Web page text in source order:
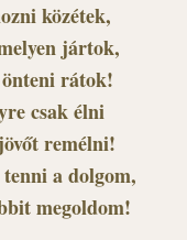
közétek,
jártok,
rátok!
csak élni
remélni!
a dolgom,
megoldom!